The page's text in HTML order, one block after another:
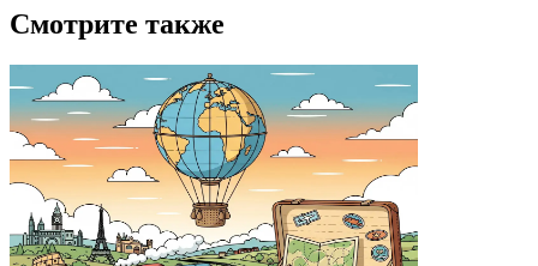
Смотрите также